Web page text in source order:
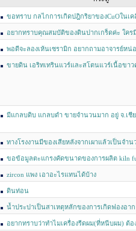
ขอทราบ กลไกการเกิดปฎิกริยาของCuOในเ
อยากทราบคุณสมบัติของดินปากเกร็ดค่ะ ใค
บ้างค่ะ
พอดีจะลองเห้นเซรามิก อยากถามอาจารย์หน่
ขายดิน เอริทเทรินแวร์และสโตนแวร์เนื้อขาว
มีแกลบดิบ แกลบดำ ขายจำนวนมาก อยู่ จ.เชีย
ทางโรงงานมีของเสียหลังจากเผาแล้วเป็นจำ
และจ้างรับเหมาไปกำจัดค่ะ ทราบจาก Website
งานได้ จึงอยากขอข้อมูลการนำกลับมาใช้งานว่
มีค่าใช้จ่ายประมาณเท่าไหร่ค่ะ
ขอข้อมูลตะแกรงคัดขนาดของการผลิต kiln
zircon แพง เอาอะไรแทนได้บ้าง
ดินท่อน
น้ำประปาเป็นสาเหตุหลักของการเกิดฟองอา
อยากทราบว่าทำไมเครื่องรีดผม(ที่หนีบผม) ต้